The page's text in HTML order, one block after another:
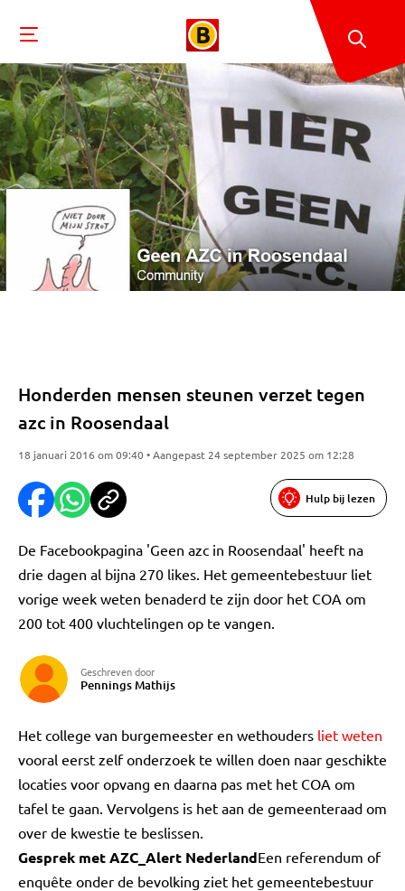
Honderden mensen steunen verzet tegen
azc in Roosendaal
18 januari 2016 om 09:40 • Aangepast 24 september 2025 om 12:28
Hulp bij lezen
De Facebookpagina 'Geen azc in Roosendaal' heeft na
drie dagen al bijna 270 likes. Het gemeentebestuur liet
vorige week weten benaderd te zijn door het COA om
200 tot 400 vluchtelingen op te vangen.
Geschreven door
Pennings Mathijs
Het college van burgemeester en wethouders liet weten
vooral eerst zelf onderzoek te willen doen naar geschikte
locaties voor opvang en daarna pas met het COA om
tafel te gaan. Vervolgens is het aan de gemeenteraad om
over de kwestie te beslissen.
Gesprek met AZC_Alert NederlandEen referendum of
enquête onder de bevolking ziet het gemeentebestuur